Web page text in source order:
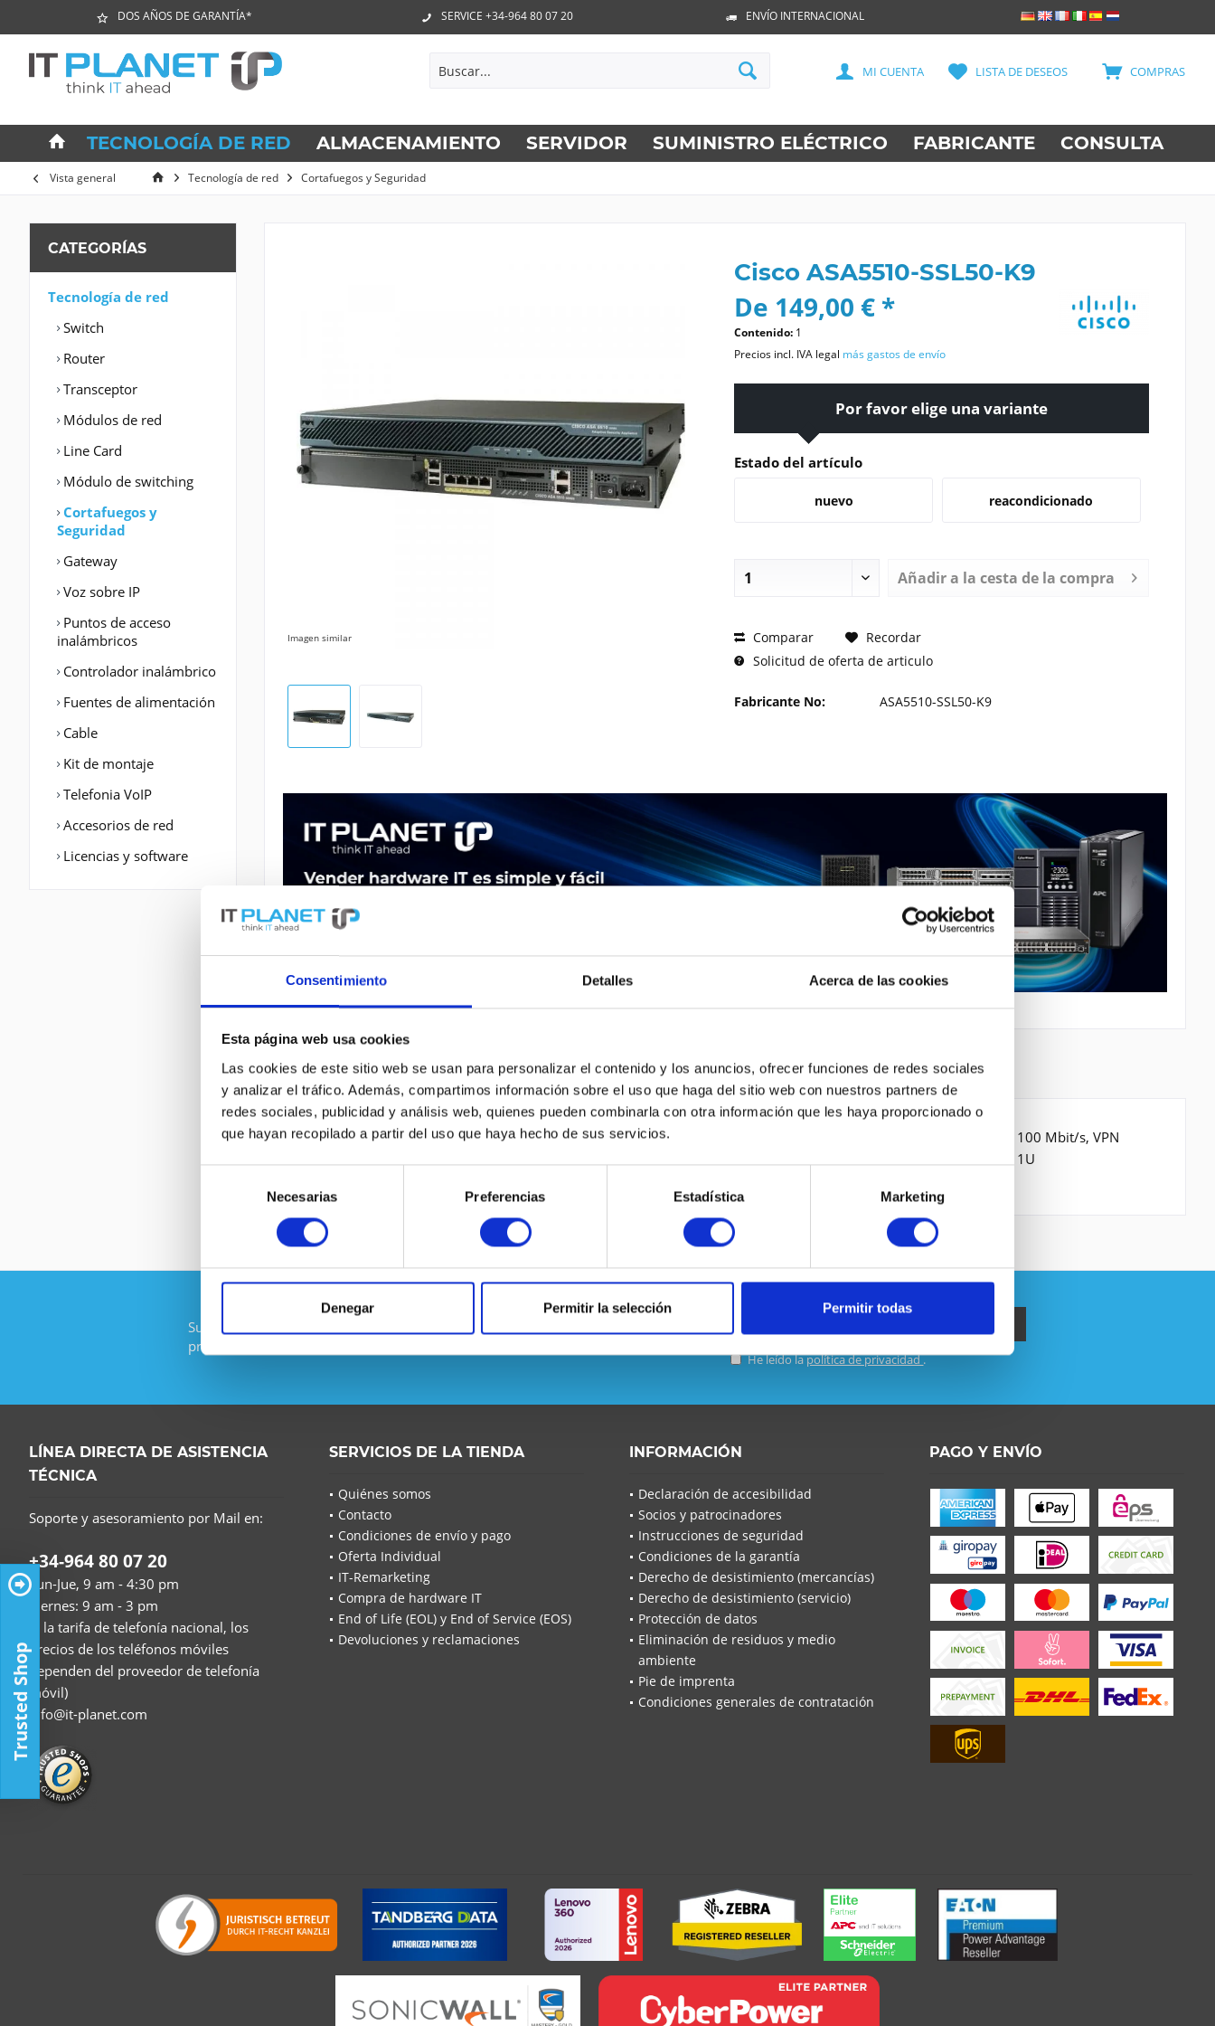
Consentimiento Detalles Acerca de las cookies
Esta página web usa cookies
Las cookies de este sitio web se usan para personalizar el contenido y los anuncios, ofrecer funciones de redes sociales
y analizar el tráfico. Además, compartimos información sobre el uso que haga del sitio web con nuestros partners de
redes sociales, publicidad y análisis web, quienes pueden combinarla con otra información que les haya proporcionado o
que hayan recopilado a partir del uso que haya hecho de sus servicios.
consentimiento
Necesarias Preferencias Estadística Marketing
Denegar Permitir la selección Permitir todas
DOS AÑOS DE GARANTÍA* SERVICE +34-964 80 07 20 ENVÍO INTERNACIONAL
COMPRAS
LISTA DE DESEOS
MI CUENTA
TECNOLOGÍA DE RED ALMACENAMIENTO SERVIDOR SUMINISTRO ELÉCTRICO FABRICANTE CONSULTA
Vista general Tecnología de red Cortafuegos y Seguridad
CATEGORÍAS
Tecnología de red
Switch
Router
Transceptor
Módulos de red
Line Card
Módulo de switching
Cortafuegos y
Seguridad
Gateway
Voz sobre IP
Puntos de acceso
inalámbricos
Controlador inalámbrico
Fuentes de alimentación
Cable
Kit de montaje
Telefonia VoIP
Accesorios de red
Licencias y software
Imagen similar
Cisco ASA5510-SSL50-K9
De 149,00 € *
Contenido: 1
Precios incl. IVA legal más gastos de envío
Por favor elige una variante
Estado del artículo
nuevo reacondicionado
Añadir a la cesta de la compra
SOLICITE UN PRECIO
Comparar
Recordar
Solicitud de oferta de articulo
Fabricante No: ASA5510-SSL50-K9
DESCRIPCIÓN LEASING SERVICE SEGURIDAD DE LOS PRODUCTOS
ASA5510-SSL50-K9 | Cisco ASA5510-SSL50-K9. Firewall Durchsatz: 300 Mbit/s, Datenübertragungsrate (Maximum): 100 Mbit/s, VPN
Durchsatz: 170 Mbit/s. Übertragungstechnik: Verkabelt. RAM-Speicher: 256 MB. Flash-Speicher: 64 MB. Formfaktor: 1U
Suscríbase al boletín gratuito y no se pierda ninguna noticia o
promoción de IT-Planet.
He leído lapolítica de privacidad.
LÍNEA DIRECTA DE ASISTENCIA
TÉCNICA
Soporte y asesoramiento por Mail en:
+34-964 80 07 20
Lun-Jue, 9 am - 4:30 pm
Viernes: 9 am - 3 pm
(a la tarifa de telefonía nacional, los
precios de los teléfonos móviles
dependen del proveedor de telefonía
móvil)
info@it-planet.com
SERVICIOS DE LA TIENDA
Quiénes somos
Contacto
Condiciones de envío y pago
Oferta Individual
IT-Remarketing
Compra de hardware IT
End of Life (EOL) y End of Service (EOS)
Devoluciones y reclamaciones
INFORMACIÓN
Declaración de accesibilidad
Socios y patrocinadores
Instrucciones de seguridad
Condiciones de la garantía
Derecho de desistimiento (mercancías)
Derecho de desistimiento (servicio)
Protección de datos
Eliminación de residuos y medio
ambiente
Pie de imprenta
Condiciones generales de contratación
PAGO Y ENVÍO
Trusted Shop